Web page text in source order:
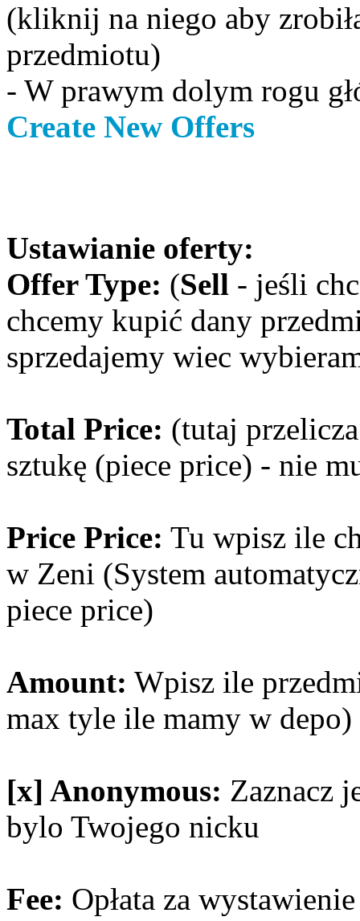
(kliknij na niego aby
przedmiotu)
- W prawym dolym rogu
Create New Offers
Ustawianie oferty:
Offer Type: (Sell - jeśli
chcemy kupić dany
sprzedajemy wiec
Total Price: (tutaj
sztukę (piece price) - nie
Price Price: Tu wpisz ile
w Zeni (System
piece price)
Amount: Wpisz ile
max tyle ile mamy w depo)
[x] Anonymous: Zaznacz
bylo Twojego nicku
Fee: Opłata za